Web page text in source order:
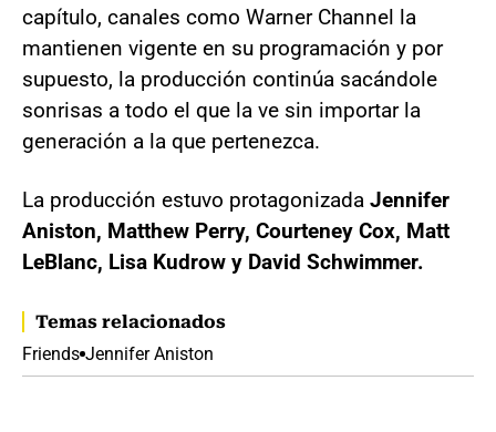
capítulo, canales como Warner Channel la
mantienen vigente en su programación y por
supuesto, la producción continúa sacándole
sonrisas a todo el que la ve sin importar la
generación a la que pertenezca.
La producción estuvo protagonizada Jennifer
Aniston, Matthew Perry, Courteney Cox, Matt
LeBlanc, Lisa Kudrow y David Schwimmer.
Temas relacionados
Friends Jennifer Aniston